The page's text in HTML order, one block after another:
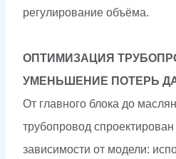
регулирование объёма.
ОПТИМИЗАЦИЯ
УМЕНЬШЕНИЕ ПОТЕРЬ
От главного блока до
трубопровод
зависимости от модели: